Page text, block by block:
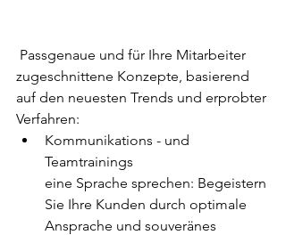
zugeschnittene Konzepte, basierend
auf den neuesten Trends und erprobter
Verfahren:
Kommunikations - und
Teamtrainings
eine Sprache sprechen: Begeistern
Sie Ihre Kunden durch optimale
Ansprache und souveränes